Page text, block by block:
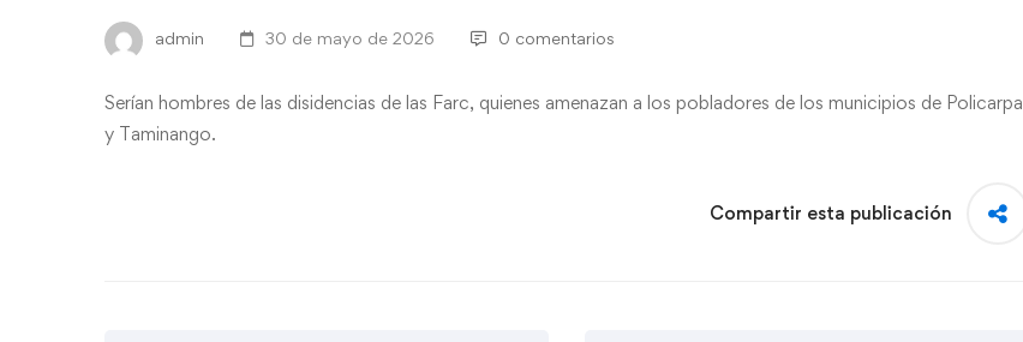
admin 30 de mayo de 2026 0 comentarios
Serían hombres de las disidencias de las Farc, quienes amenazan a los pobladores de los municipios de Policarpa
y Taminango.
Compartir esta publicación